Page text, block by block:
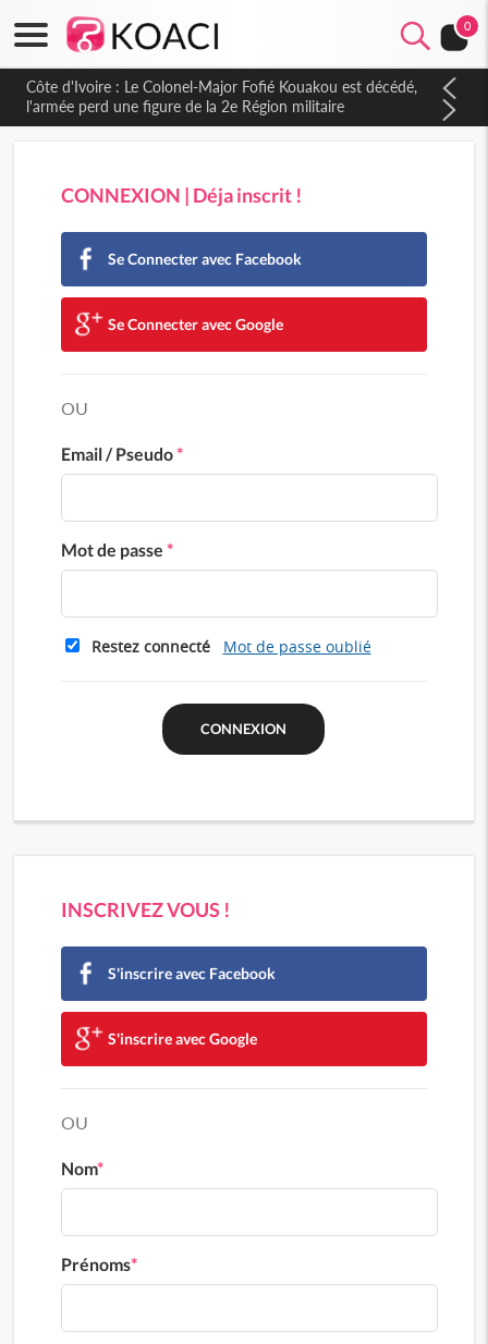
0
Côte d'Ivoire : Le Colonel-Major Fofié Kouakou est décédé,
l'armée perd une figure de la 2e Région militaire
CONNEXION | Déja inscrit !
Se Connecter avec Facebook
Se Connecter avec Google
OU
Email / Pseudo*
Mot de passe *
Restez connecté Mot de passe oublié
INSCRIVEZ VOUS !
S'inscrire avec Facebook
S'inscrire avec Google
OU
Nom*
Prénoms*